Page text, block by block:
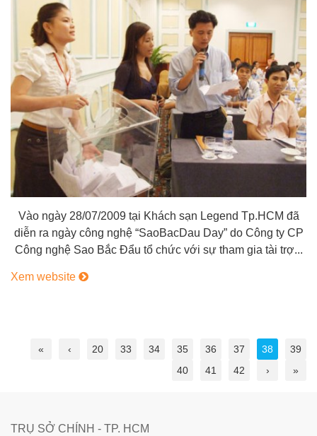
Vào ngày 28/07/2009 tại Khách sạn Legend Tp.HCM đã
diễn ra ngày công nghệ “SaoBacDau Day” do Công ty CP
Công nghệ Sao Bắc Đẩu tổ chức với sự tham gia tài trợ...
Xem website
« ‹ 20 33 34 35 36 37 38
39
40
41 42 › »
TRỤ SỞ CHÍNH - TP. HCM